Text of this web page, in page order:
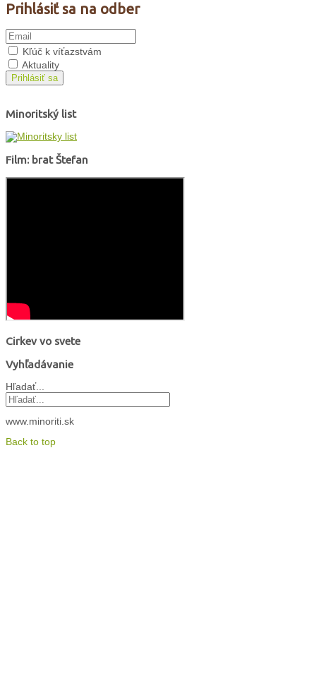
Prihlásiť sa na odber
Kľúč k víťazstvám
Aktuality
Prihlásiť sa
Minoritský list
Film: brat Štefan
Cirkev vo svete
Vyhľadávanie
Hľadať...
www.minoriti.sk
Back to top